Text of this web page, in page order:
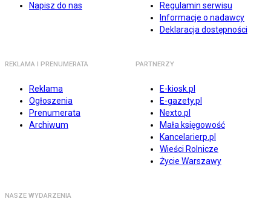
Napisz do nas
Regulamin serwisu
Informacje o nadawcy
Deklaracja dostępności
REKLAMA I PRENUMERATA
Reklama
Ogłoszenia
Prenumerata
Archiwum
PARTNERZY
E-kiosk.pl
E-gazety.pl
Nexto.pl
Mała księgowość
Kancelarierp.pl
Wieści Rolnicze
Życie Warszawy
NASZE WYDARZENIA